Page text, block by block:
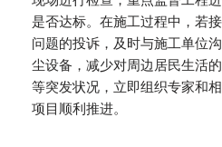
是否达标。在施工过程中，若
问题的投诉，及时与施工单位
尘设备，减少对周边居民生活
等突发状况，立即组织专家和
项目顺利推进。​